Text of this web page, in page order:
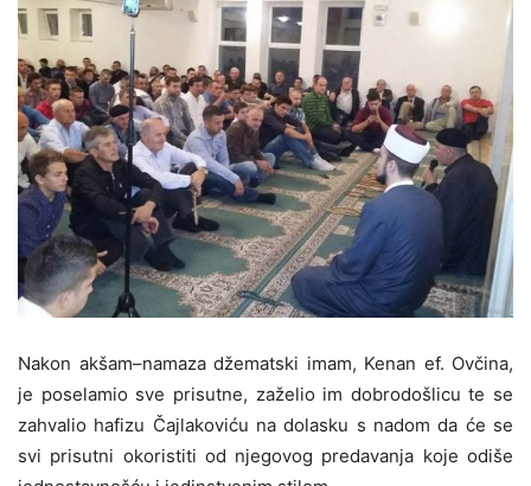
Nakon akšam–namaza džematski imam, Kenan ef. Ovčina,
je poselamio sve prisutne, zaželio im dobrodošlicu te se
zahvalio hafizu Čajlakoviću na dolasku s nadom da će se
svi prisutni okoristiti od njegovog predavanja koje odiše